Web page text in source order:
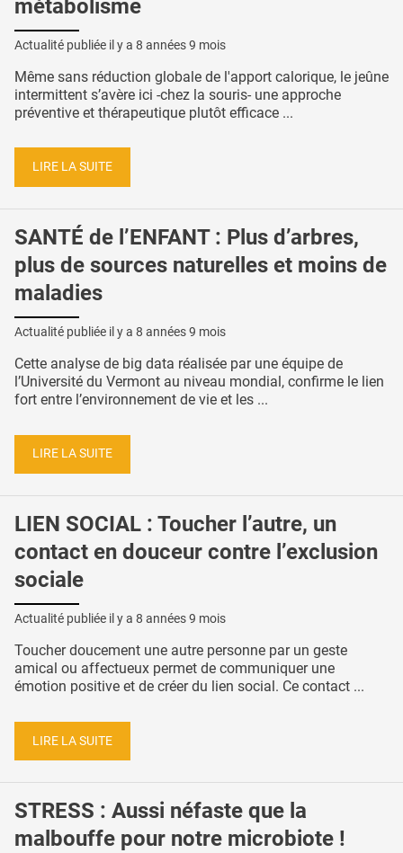
métabolisme
Actualité publiée il y a 8 années 9 mois
Même sans réduction globale de l'apport calorique, le jeûne
intermittent s’avère ici -chez la souris- une approche
préventive et thérapeutique plutôt efficace ...
LIRE LA SUITE
SANTÉ de l’ENFANT : Plus d’arbres,
plus de sources naturelles et moins de
maladies
Actualité publiée il y a 8 années 9 mois
Cette analyse de big data réalisée par une équipe de
l’Université du Vermont au niveau mondial, confirme le lien
fort entre l’environnement de vie et les ...
LIRE LA SUITE
LIEN SOCIAL : Toucher l’autre, un
contact en douceur contre l’exclusion
sociale
Actualité publiée il y a 8 années 9 mois
Toucher doucement une autre personne par un geste
amical ou affectueux permet de communiquer une
émotion positive et de créer du lien social. Ce contact ...
LIRE LA SUITE
STRESS : Aussi néfaste que la
malbouffe pour notre microbiote !